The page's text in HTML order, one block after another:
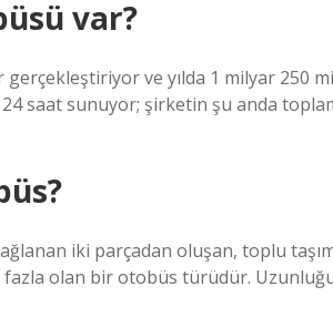
var?
ve yılda 1 milyar 250
saat sunuyor; şirketin şu anda
iki parçadan oluşan, toplu
olan bir otobüs türüdür.